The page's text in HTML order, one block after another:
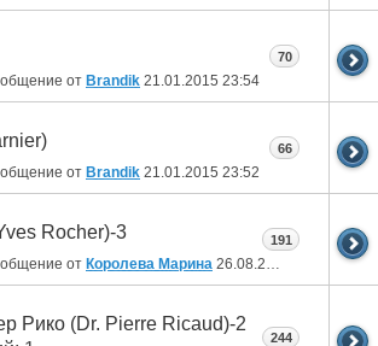
от Brandik 21.01.2015 23:54
70
от Brandik 21.01.2015 23:52
66
Rocher)-3
от Королева Марина 26.08.2014
191
Рико (Dr. Pierre Ricaud)-2
244